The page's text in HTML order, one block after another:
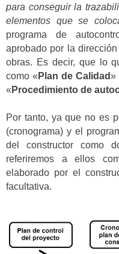
para conseguir la
elementos que se
programa de
aprobado por la
obras. Es decir, que lo
como « Plan de Calidad»
« Procedimiento de
Por tanto, ya que no es
(cronograma) y el
del constructor como
referiremos a ellos
elaborado por el
facultativa.